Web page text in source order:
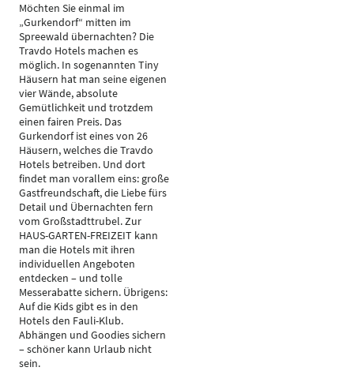
Möchten Sie einmal im
„Gurkendorf“ mitten im
Spreewald übernachten? Die
Travdo Hotels machen es
möglich. In sogenannten Tiny
Häusern hat man seine eigenen
vier Wände, absolute
Gemütlichkeit und trotzdem
einen fairen Preis. Das
Gurkendorf ist eines von 26
Häusern, welches die Travdo
Hotels betreiben. Und dort
findet man vorallem eins: große
Gastfreundschaft, die Liebe fürs
Detail und Übernachten fern
vom Großstadttrubel. Zur
HAUS-GARTEN-FREIZEIT kann
man die Hotels mit ihren
individuellen Angeboten
entdecken – und tolle
Messerabatte sichern. Übrigens:
Auf die Kids gibt es in den
Hotels den Fauli-Klub.
Abhängen und Goodies sichern
– schöner kann Urlaub nicht
sein.